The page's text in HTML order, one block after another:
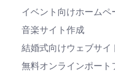
イベント向けホームペ
音楽サイト作成
結婚式向けウェブサイ
無料オンラインポート